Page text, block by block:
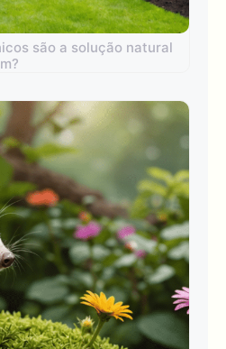
são a solução natural